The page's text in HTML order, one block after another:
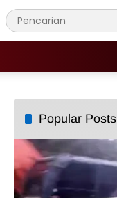
Popular Posts